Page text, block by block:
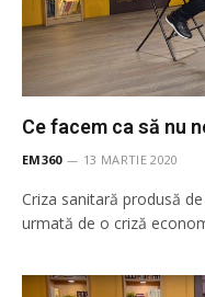
Ce facem ca să nu
EM360 13 MARTIE 2020
Criza sanitară produsă
urmată de o criză